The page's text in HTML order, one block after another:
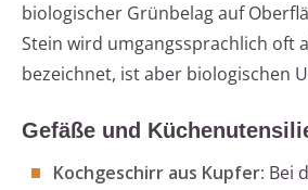
biologischer Grünbelag auf
Stein wird umgangssprachlich oft
bezeichnet, ist aber biologischen
Gefäße und
Kochgeschirr aus Kupfer: Bei